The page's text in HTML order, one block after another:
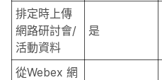
排定時上傳
網路研討會/
活動資料
是
從Webex 網